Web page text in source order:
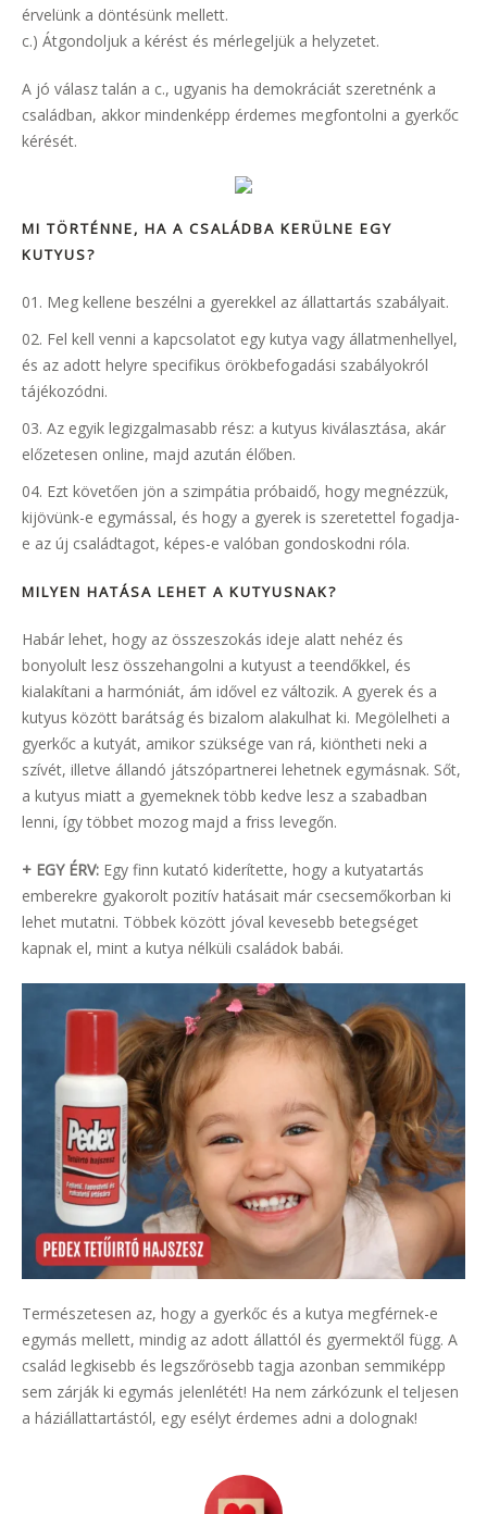
érvelünk a döntésünk mellett.
c.) Átgondoljuk a kérést és mérlegeljük a helyzetet.
A jó válasz talán a c., ugyanis ha demokráciát szeretnénk a
családban, akkor mindenképp érdemes megfontolni a gyerkőc
kérését.
MI TÖRTÉNNE, HA A CSALÁDBA KERÜLNE EGY
KUTYUS?
Meg kellene beszélni a gyerekkel az állattartás szabályait.
Fel kell venni a kapcsolatot egy kutya vagy állatmenhellyel,
és az adott helyre specifikus örökbefogadási szabályokról
tájékozódni.
Az egyik legizgalmasabb rész: a kutyus kiválasztása, akár
előzetesen online, majd azután élőben.
Ezt követően jön a szimpátia próbaidő, hogy megnézzük,
kijövünk-e egymással, és hogy a gyerek is szeretettel fogadja-
e az új családtagot, képes-e valóban gondoskodni róla.
MILYEN HATÁSA LEHET A KUTYUSNAK?
Habár lehet, hogy az összeszokás ideje alatt nehéz és
bonyolult lesz összehangolni a kutyust a teendőkkel, és
kialakítani a harmóniát, ám idővel ez változik. A gyerek és a
kutyus között barátság és bizalom alakulhat ki. Megölelheti a
gyerkőc a kutyát, amikor szüksége van rá, kiöntheti neki a
szívét, illetve állandó játszópartnerei lehetnek egymásnak. Sőt,
a kutyus miatt a gyemeknek több kedve lesz a szabadban
lenni, így többet mozog majd a friss levegőn.
+ EGY ÉRV: Egy finn kutató kiderítette, hogy a kutyatartás
emberekre gyakorolt pozitív hatásait már csecsemőkorban ki
lehet mutatni. Többek között jóval kevesebb betegséget
kapnak el, mint a kutya nélküli családok babái.
Természetesen az, hogy a gyerkőc és a kutya megférnek-e
egymás mellett, mindig az adott állattól és gyermektől függ. A
család legkisebb és legszőrösebb tagja azonban semmiképp
sem zárják ki egymás jelenlétét! Ha nem zárkózunk el teljesen
a háziállattartástól, egy esélyt érdemes adni a dolognak!